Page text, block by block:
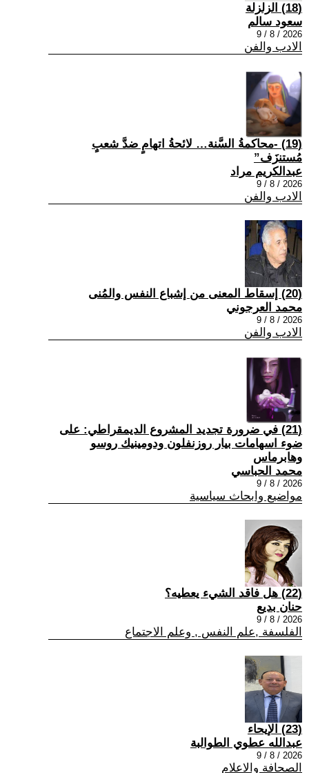
(18) الزلزلة
سعود سالم
2026 / 8 / 9
الادب والفن
(19) -محاكمةُ السَّنة… لائحةُ اتهامٍ ضدَّ شعبٍ
مُستنزَف”
عبدالكريم مراد
2026 / 8 / 9
الادب والفن
(20) إسقاط المعنى من إشباع النفس والمُنى
محمد العرجوني
2026 / 8 / 9
الادب والفن
(21) في ضرورة تجديد المشروع الديمقراطي: على
ضوء اسهامات بيار روزنفلون ودومينيك روسو
وهابرماس
محمد الحباسي
2026 / 8 / 9
مواضيع وابحاث سياسية
(22) هل فاقد الشيء يعطيه؟
حنان بديع
2026 / 8 / 9
الفلسفة ,علم النفس , وعلم الاجتماع
(23) الإيحاء
عبدالله عطوي الطوالبة
2026 / 8 / 9
الصحافة والاعلام